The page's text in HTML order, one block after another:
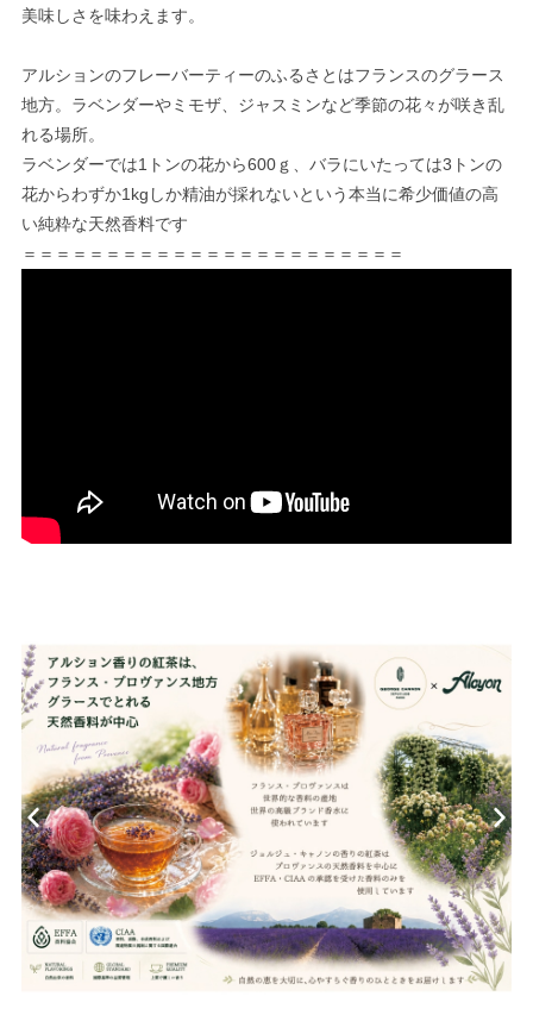
美味しさを味わえます。
アルションのフレーバーティーのふるさとはフランスのグラース
地方。ラベンダーやミモザ、ジャスミンなど季節の花々が咲き乱
れる場所。
ラベンダーでは1トンの花から600ｇ、バラにいたっては3トンの
花からわずか1kgしか精油が採れないという本当に希少価値の高
い純粋な天然香料です
＝＝＝＝＝＝＝＝＝＝＝＝＝＝＝＝＝＝＝＝＝＝＝